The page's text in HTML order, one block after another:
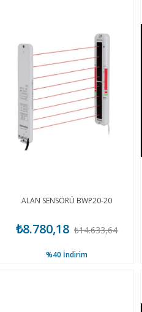
ALAN SENSÖRÜ BWP20-20
₺8.780,18 ₺14.633,64
%40 İndirim